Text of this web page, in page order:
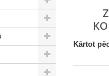
Kārtot